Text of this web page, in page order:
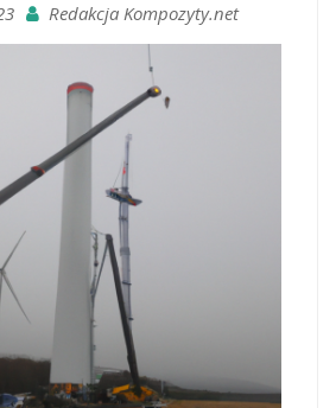
Redakcja Kompozyty.net